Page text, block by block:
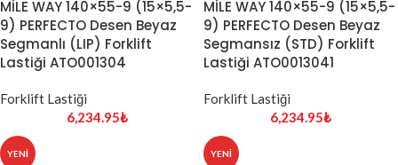
MİLE WAY 140×55-9 (15×5,5-
9) PERFECTO Desen Beyaz
Segmanlı (LIP) Forklift
Lastiği ATO001304
Forklift Lastiği
6,234.95₺
MİLE WAY 140×55-9 (15×5,5-
9) PERFECTO Desen Beyaz
Segmansız (STD) Forklift
Lastiği ATO0013041
Forklift Lastiği
6,234.95₺
YENI YENI